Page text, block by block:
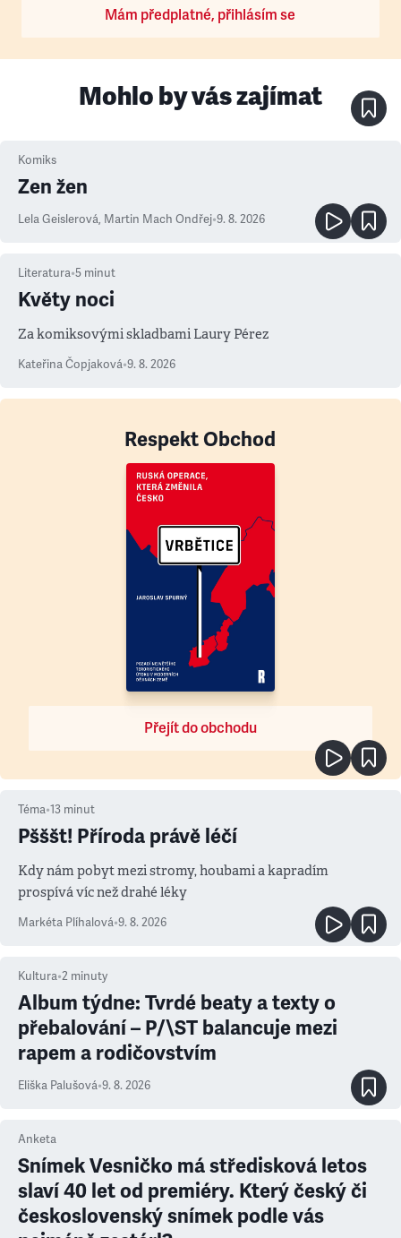
Mám předplatné, přihlásím se
Mohlo by vás zajímat
Komiks
Zen žen
Lela Geislerová, Martin Mach Ondřej•9. 8. 2026
Literatura•5 minut
Květy noci
Za komiksovými skladbami Laury Pérez
Kateřina Čopjaková•9. 8. 2026
Respekt Obchod
Přejít do obchodu
Téma•13 minut
Pšššt! Příroda právě léčí
Kdy nám pobyt mezi stromy, houbami a kapradím
prospívá víc než drahé léky
Markéta Plíhalová•9. 8. 2026
Kultura•2 minuty
Album týdne: Tvrdé beaty a texty o
přebalování – P/\ST balancuje mezi
rapem a rodičovstvím
Eliška Palušová•9. 8. 2026
Anketa
Snímek Vesničko má středisková letos
slaví 40 let od premiéry. Který český či
československý snímek podle vás